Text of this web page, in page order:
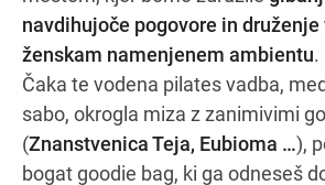
Navodila za pot
navdihujoče pogovore in
ženskam namenjenem ambientu.
Čaka te vodena pilates vadba,
sabo, okrogla miza z zanimivimi
(Znanstvenica Teja, Eubioma …),
bogat goodie bag, ki ga odneseš